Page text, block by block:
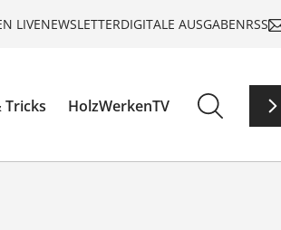
LIVENEWSLETTERDIGITALE AUSGABENRSS
Tricks HolzWerkenTV